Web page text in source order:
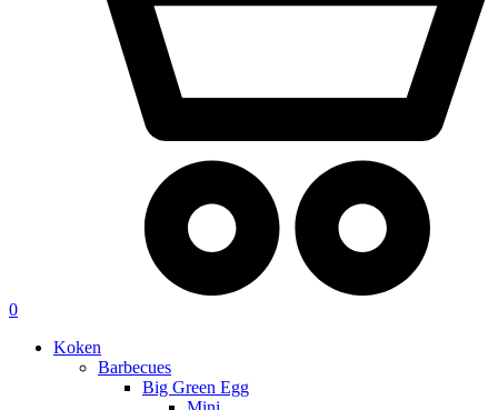
0
Koken
Barbecues
Big Green Egg